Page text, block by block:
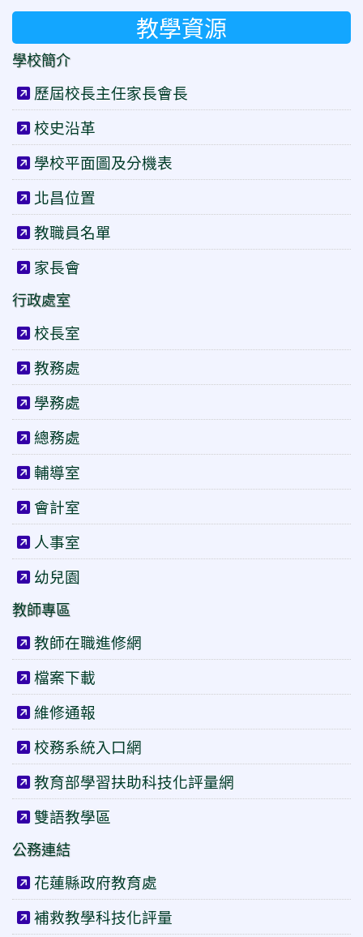
教學資源
學校簡介
歷屆校長主任家長會長
校史沿革
學校平面圖及分機表
北昌位置
教職員名單
家長會
行政處室
校長室
教務處
學務處
總務處
輔導室
會計室
人事室
幼兒園
教師專區
教師在職進修網
檔案下載
維修通報
校務系統入口網
教育部學習扶助科技化評量網
雙語教學區
公務連結
花蓮縣政府教育處
補救教學科技化評量